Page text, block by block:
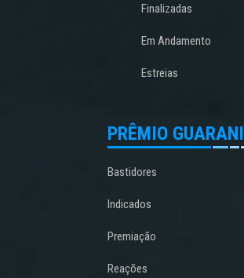
Finalizadas
Em Andamento
Estreias
PRÊMIO GUARANI
Bastidores
Indicados
Premiação
Reações